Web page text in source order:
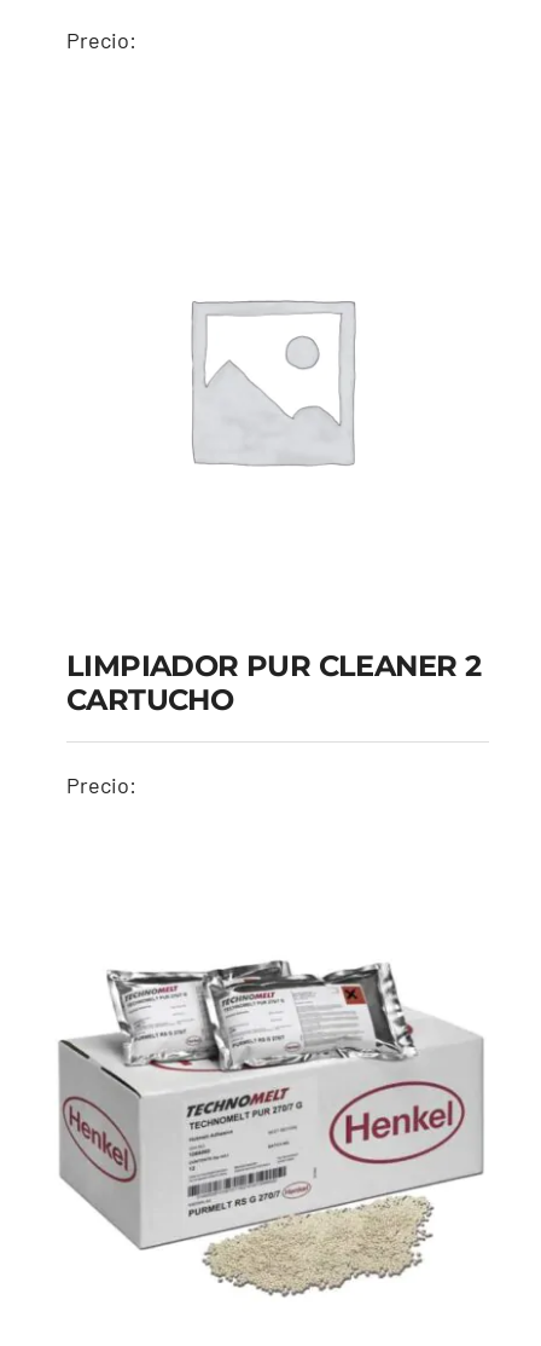
LIMPIADOR CLEANER
Precio:
LIMPIADOR PUR
LIMPIADOR PUR CLEANER 2
CARTUCHO
Precio: